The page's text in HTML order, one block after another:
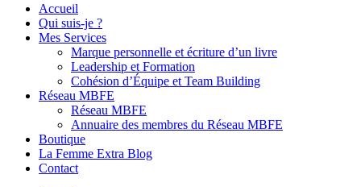
Accueil
Qui suis-je ?
Mes Services
Marque personnelle et écriture d’un livre
Leadership et Formation
Cohésion d’Équipe et Team Building
Réseau MBFE
Réseau MBFE
Annuaire des membres du Réseau MBFE
Boutique
La Femme Extra Blog
Contact